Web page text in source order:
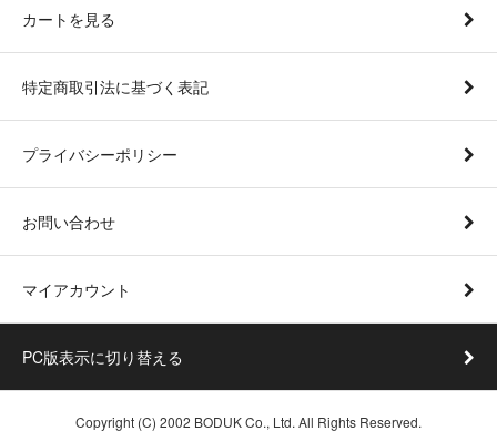
カートを見る
特定商取引法に基づく表記
プライバシーポリシー
お問い合わせ
マイアカウント
PC版表示に切り替える
Copyright (C) 2002 BODUK Co., Ltd. All Rights Reserved.